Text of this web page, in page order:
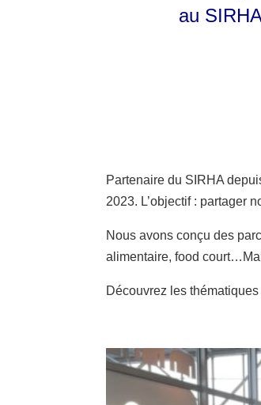
au
Partenaire du SIRHA
2023. L’objectif : partager
Nous avons conçu des
alimentaire, food
Découvrez les